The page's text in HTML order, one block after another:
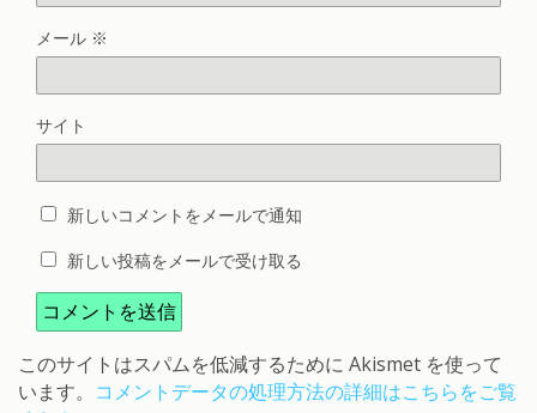
メール ※
サイト
新しいコメントをメールで通知
新しい投稿をメールで受け取る
このサイトはスパムを低減するために Akismet を使って
います。 コメントデータの処理方法の詳細はこちらをご覧